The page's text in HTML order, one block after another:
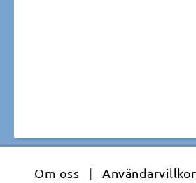
Om oss | Användarvillkor